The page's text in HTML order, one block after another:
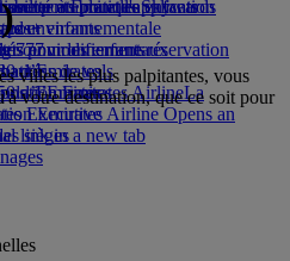
777
d’Emirates
d’Emirates
Executive
sièges
pour les enfants
pour enfants
pour les enfants
en pratique
environnementale
environnementaux
Emirates AirlineLa
Emirates Airline Opens an
link in a new tab
à Emirates Skywards
portable et l'application
ou modifier une réservation
de vols
d’Emirates
villes les plus palpitantes, vous
votre destination, que ce soit pour